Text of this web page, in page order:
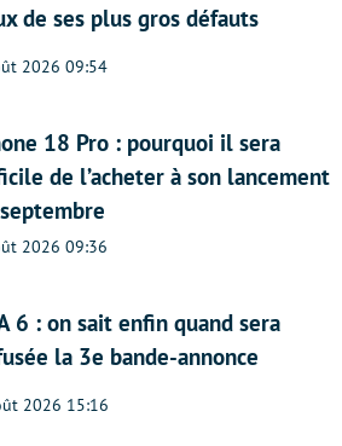
de ses plus gros défauts
2026 09:54
18 Pro : pourquoi il sera
de l’acheter à son lancement
2026 09:36
6 : on sait enfin quand sera
la 3e bande-annonce
2026 15:16